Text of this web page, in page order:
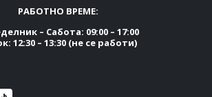
РАБОТНО ВРЕМЕ:
– Сабота: 09:00 – 17:00
12:30 – 13:30 (не се работи)